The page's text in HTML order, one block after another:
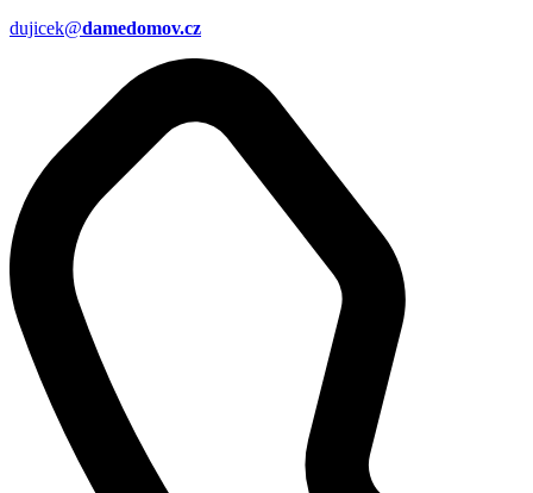
dujicek@damedomov.cz